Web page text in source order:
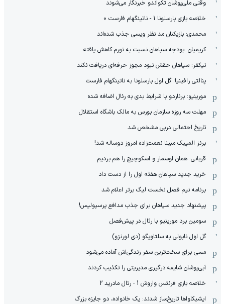
وقتی ملی‌پوشان تکواندو خبرنگار می‌شوند
خلاصه بازی بارسلونا 1 - ناتینگهام فارست 0
محمدی: بازیکنان مد نظر ویسی جذب شده‌اند
کریمیان: بودجه سپاهان نسبت به تورم کاهش یافته
نیکفر: سپاهان حقش نبود مجوز حرفه‌ای دریافت نکند
پنالتی رافینیا؛ گل اول بارسلونا به ناتینگهام فارست
مورینیو: برناردو با شرایط بدی به رئال اضافه شده
مهلت سه روزه سازمان بورس به مالک باشگاه استقلال
تاریخ احتمالی دربی مشخص شد
برنز المپیک مبینا نعمت‌زاده امروز دوساله شد!
قربانی: همان اوسمار و اسکوچیچ را هم بردیم
خرید جدید سپاهان هفته اول را از دست داد
برنامه نیم فصل نخست لیگ برتر اعلام شد
پیشنهاد جدید سپاهان برای جذب مدافع پرسپولیس!
سومین برد مورینیو با رئال در پیش‌فصل
گل اول ناپولی به سلتاویگو (دی لورنزو)
مسی برای سخت‌ترین سفر زندگی‌اش آماده می‌شود
آبی‌پوشان شایعه درگیری مدیریتی را تکذیب کردند
خلاصه بازی فرنتس واروش 1 - رئال مادرید 2
ایشیکاوا‌ها تاریخ‌ساز شدند: یک خانواده، دو جایزه بزرگ